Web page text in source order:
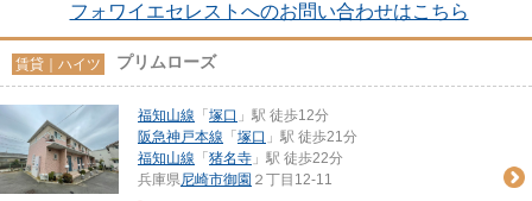
フォワイエセレストへのお問い合わせはこちら
賃貸｜ハイツ プリムローズ
福知山線 「 塚口 」駅 徒歩12分
阪急神戸本線 「 塚口 」駅 徒歩21分
福知山線 「 猪名寺 」駅 徒歩22分
兵庫県尼崎市御園 ２丁目12-11